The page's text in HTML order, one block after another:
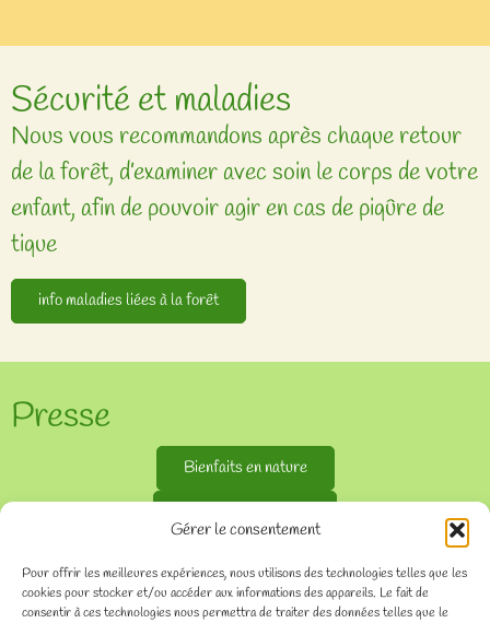
Gérer le consentement
Pour offrir les meilleures expériences, nous utilisons des technologies telles que les
cookies pour stocker et/ou accéder aux informations des appareils. Le fait de
consentir à ces technologies nous permettra de traiter des données telles que le
Sécurité et maladies
Nous vous recommandons après chaque retour
de la forêt, d’examiner avec soin le corps de votre
enfant, afin de pouvoir agir en cas de piqûre de
tique
info maladies liées à la forêt
Presse
Bienfaits en nature